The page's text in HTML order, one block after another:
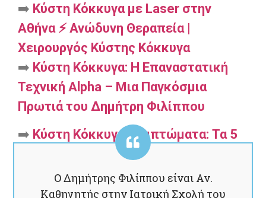
➡️ Κύστη Κόκκυγα με Laser στην
Αθήνα ⚡ Ανώδυνη Θεραπεία |
Χειρουργός Κύστης Κόκκυγα
➡️ Κύστη Κόκκυγα: Η Επαναστατική
Τεχνική Alpha – Μια Παγκόσμια
Πρωτιά του Δημήτρη Φιλίππου
➡️ Κύστη Κόκκυγα Συμπτώματα: Τα 5
Σημάδια που Δεν Πρέπει να Αγνοήσεις
Ο Δημήτρης Φιλίππου είναι Αν.
Καθηγητής στην Ιατρική Σχολή του